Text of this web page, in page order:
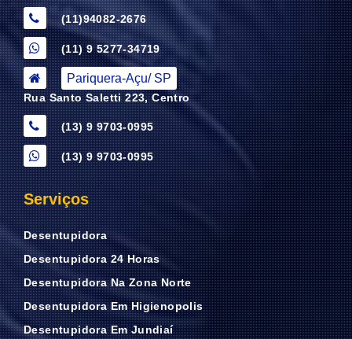
(11)94082-2676
(11) 9 5277-34719
Pariquera-Açu/ SP
Rua Santo Saletti 223, Centro
(13) 9 9703-0995
(13) 9 9703-0995
Serviços
Desentupidora
Desentupidora 24 Horas
Desentupidora Na Zona Norte
Desentupidora Em Higienopolis
Desentupidora Em Jundiaí